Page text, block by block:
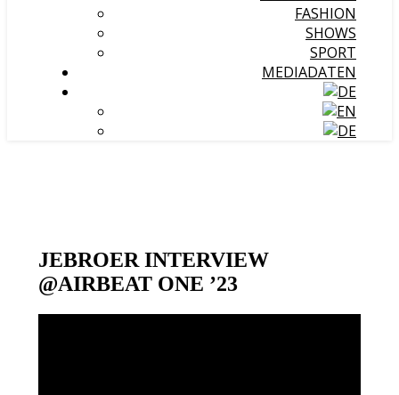
FASHION
SHOWS
SPORT
MEDIADATEN
JEBROER INTERVIEW
@AIRBEAT ONE ’23